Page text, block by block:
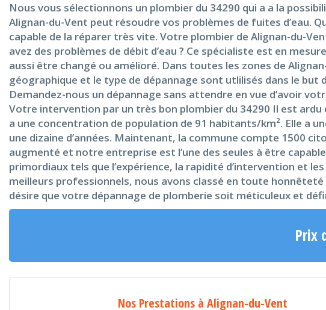
Nous vous sélectionnons un plombier du 34290 qui a a la
Alignan-du-Vent peut résoudre vos problèmes de fuites d’eau.
capable de la réparer très vite. Votre plombier de Alignan-du-
avez des problèmes de débit d’eau ? Ce spécialiste est en
aussi être changé ou amélioré. Dans toutes les zones de
géographique et le type de dépannage sont utlilisés dans le
Demandez-nous un dépannage sans attendre en vue d’avoir
Votre intervention par un très bon plombier du 34290 Il est
a une concentration de population de 91 habitants/km². Elle a
une dizaine d’années. Maintenant, la commune compte 1500
augmenté et notre entreprise est l’une des seules à être
primordiaux tels que l’expérience, la rapidité d’intervention et
meilleurs professionnels, nous avons classé en toute
désire que votre dépannage de plomberie soit méticuleux et
Prix
Nos Prestations à Alignan-du-Vent